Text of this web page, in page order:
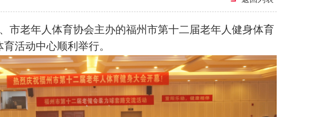
市老年人体育协会主办的福州市第十二届老年人健身体育
活动中心顺利举行。